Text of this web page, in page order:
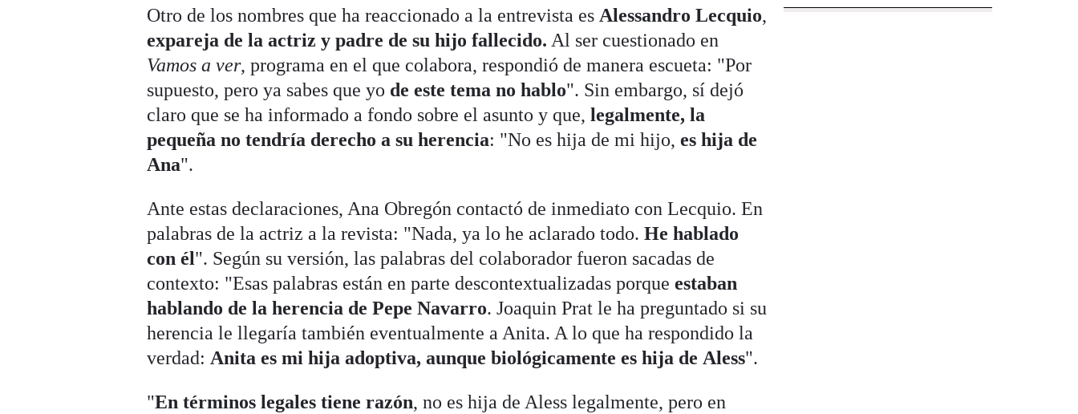
Otro de los nombres que ha reaccionado a la entrevista es Alessandro Lecquio,
expareja de la actriz y padre de su hijo fallecido. Al ser cuestionado en
Vamos a ver, programa en el que colabora, respondió de manera escueta: "Por
supuesto, pero ya sabes que yo de este tema no hablo". Sin embargo, sí dejó
claro que se ha informado a fondo sobre el asunto y que,legalmente, la
pequeña no tendría derecho a su herencia: "No es hija de mi hijo,es hija de
Ana".
Ante estas declaraciones, Ana Obregón contactó de inmediato con Lecquio. En
palabras de la actriz a la revista: "Nada, ya lo he aclarado todo.He hablado
con él ". Según su versión, las palabras del colaborador fueron sacadas de
contexto: "Esas palabras están en parte descontextualizadas porque estaban
hablando de la herencia de Pepe Navarro. Joaquin Prat le ha preguntado si su
herencia le llegaría también eventualmente a Anita. A lo que ha respondido la
verdad: Anita es mi hija adoptiva, aunque biológicamente es hija de Aless".
"En términos legales tiene razón, no es hija de Aless legalmente, pero en